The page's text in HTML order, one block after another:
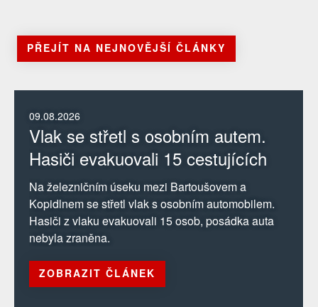
PŘEJÍT NA NEJNOVĚJŠÍ ČLÁNKY
09.08.2026
Vlak se střetl s osobním autem.
Hasiči evakuovali 15 cestujících
Na železničním úseku mezi Bartoušovem a
Kopidlnem se střetl vlak s osobním automobilem.
Hasiči z vlaku evakuovali 15 osob, posádka auta
nebyla zraněna.
ZOBRAZIT ČLÁNEK